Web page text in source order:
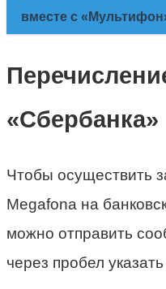
вместе с
«Сбербанка»
Чтобы осуществить
Megafona на
можно отправить
через пробел